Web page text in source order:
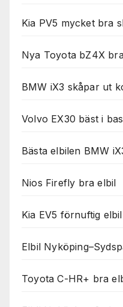
Kia PV5 mycket bra
Nya Toyota bZ4X
BMW iX3 skåpar ut
Volvo EX30 bäst i
Bästa elbilen BMW
Nios Firefly bra elbil
Kia EV5 förnuftig elbil
Elbil
Toyota C-HR+ bra